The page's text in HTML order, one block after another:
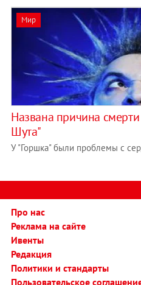
Мир
Названа причина
Шута"
У "Горшка" были проблемы с
Про нас
Реклама на сайте
Ивенты
Редакция
Политики и стандарты
Пользовательское